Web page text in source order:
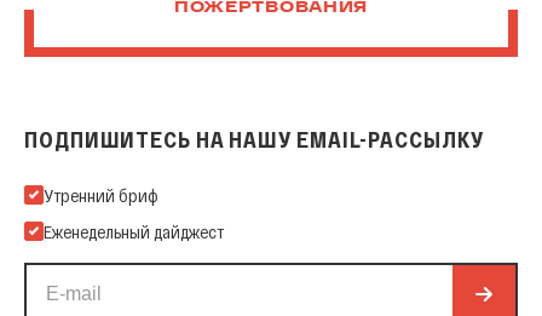
ПОЖЕРТВОВАНИЯ
ПОДПИШИТЕСЬ НА НАШУ EMAIL-РАССЫЛКУ
Подпишитесь на нашу Email-рассылку
Утренний бриф
Еженедельный дайджест